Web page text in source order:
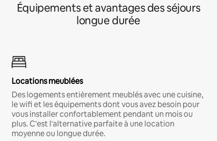
Équipements et avantages des séjours
longue durée
Locations meublées
Des logements entièrement meublés avec une cuisine,
le wifi et les équipements dont vous avez besoin pour
vous installer confortablement pendant un mois ou
plus. C'est l'alternative parfaite à une location
moyenne ou longue durée.